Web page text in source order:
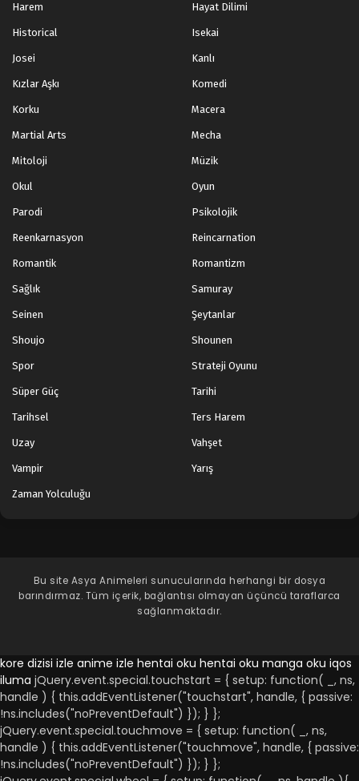
Harem Hayat Dilimi
Historical Isekai
Josei Kanlı
Kızlar Aşkı Komedi
Korku Macera
Martial Arts Mecha
Mitoloji Müzik
Okul Oyun
Parodi Psikolojik
Reenkarnasyon Reincarnation
Romantik Romantizm
Sağlık Samuray
Seinen Şeytanlar
Shoujo Shounen
Spor Strateji Oyunu
Süper Güç Tarihi
Tarihsel Ters Harem
Uzay Vahşet
Vampir Yarış
Zaman Yolculuğu
Bu site Asya Animeleri sunucularında herhangi bir dosya
barındırmaz. Tüm içerik, bağlantısı olmayan üçüncü taraflarca
sağlanmaktadır.
kore dizisi izle anime izle hentai oku hentai oku manga oku iqos
iluma jQuery.event.special.touchstart = { setup: function( _, ns,
handle ) { this.addEventListener("touchstart", handle, { passive:
!ns.includes("noPreventDefault") }); } };
jQuery.event.special.touchmove = { setup: function( _, ns,
handle ) { this.addEventListener("touchmove", handle, { passive:
!ns.includes("noPreventDefault") }); } };